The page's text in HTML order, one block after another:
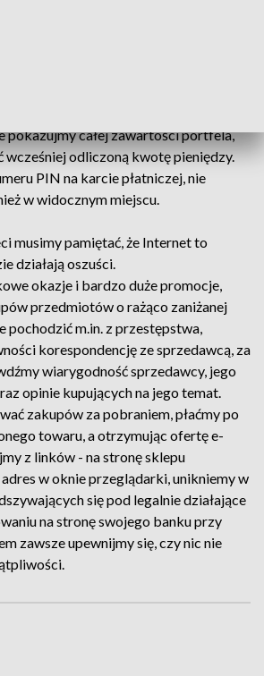
pokazujmy całej zawartości portfela,
wcześniej odliczoną kwotę pieniędzy.
PIN na karcie płatniczej, nie
w widocznym miejscu.
musimy pamiętać, że Internet to
działają oszuści.
okazje i bardzo duże promocje,
przedmiotów o rażąco zaniżanej
pochodzić m.in. z przestępstwa,
korespondencję ze sprzedawcą, za
wiarygodność sprzedawcy, jego
opinie kupujących na jego temat.
zakupów za pobraniem, płaćmy po
towaru, a otrzymując ofertę e-
z linków - na stronę sklepu
w oknie przeglądarki, unikniemy w
się pod legalnie działające
na stronę swojego banku przy
zawsze upewnijmy się, czy nic nie